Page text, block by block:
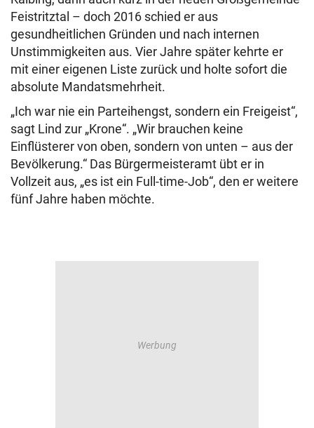
Feistritztal – doch 2016 schied er aus
gesundheitlichen Gründen und nach internen
Unstimmigkeiten aus. Vier Jahre später kehrte er
mit einer eigenen Liste zurück und holte sofort die
absolute Mandatsmehrheit.
„Ich war nie ein Parteihengst, sondern ein Freigeist“,
sagt Lind zur „Krone“. „Wir brauchen keine
Einflüsterer von oben, sondern von unten – aus der
Bevölkerung.“ Das Bürgermeisteramt übt er in
Vollzeit aus, „es ist ein Full-time-Job“, den er weitere
fünf Jahre haben möchte.